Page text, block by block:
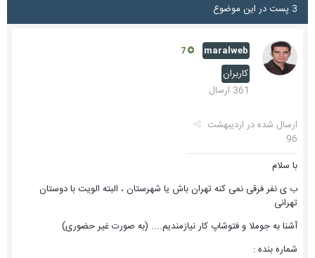
3 پست در این موضوع
maralweb
کاربران
361 ارسال
ارسال شده در اردیبهشت
96
با سلام
ب ی نفر فرقی نمی کنه تهران باش یا شهرستان ، البته الویت با دوستان
تهرانی
آشنا به جوملا و فتوشاپ کار نیازمندیم.... (به صورت غیر حضوری)
شماره بنده :